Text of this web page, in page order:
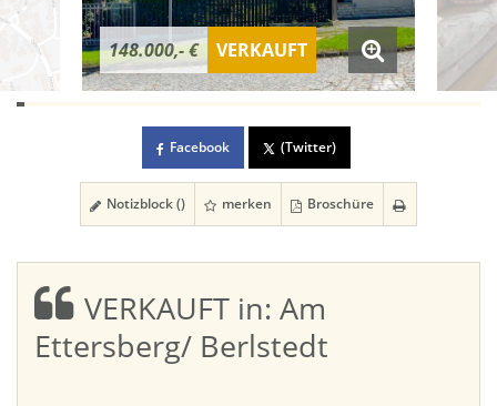
148.000,- € VERKAUFT
Facebook (Twitter)
Notizblock () merken Broschüre
VERKAUFT in: Am
Ettersberg/ Berlstedt